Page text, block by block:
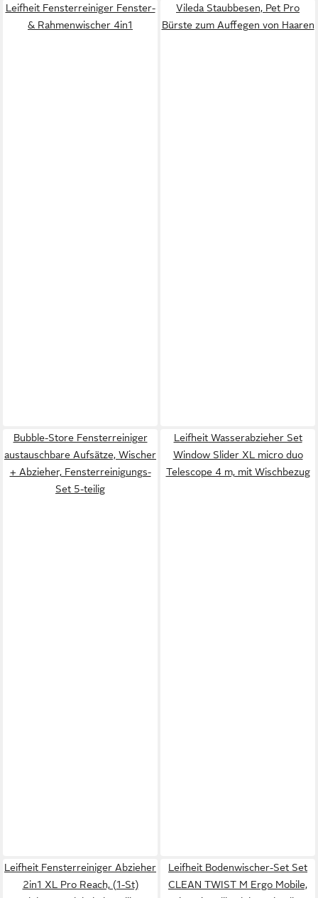
Leifheit Fensterreiniger Fenster-
& Rahmenwischer 4in1
Vileda Staubbesen, Pet Pro
Bürste zum Auffegen von Haaren
Bubble-Store Fensterreiniger
austauschbare Aufsätze, Wischer
+ Abzieher, Fensterreinigungs-
Set 5-teilig
Leifheit Wasserabzieher Set
Window Slider XL micro duo
Telescope 4 m, mit Wischbezug
Leifheit Fensterreiniger Abzieher
2in1 XL Pro Reach, (1-St)
Leifheit Bodenwischer-Set Set
CLEAN TWIST M Ergo Mobile,